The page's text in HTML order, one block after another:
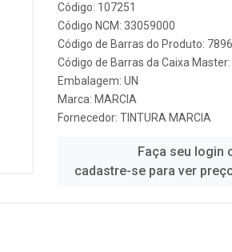
Código: 107251
Código NCM: 33059000
Código de Barras do Produto:
Código de Barras da Caixa
Embalagem: UN
Marca: MARCIA
Fornecedor: TINTURA MARCIA
Faça seu login
cadastre-se para ver